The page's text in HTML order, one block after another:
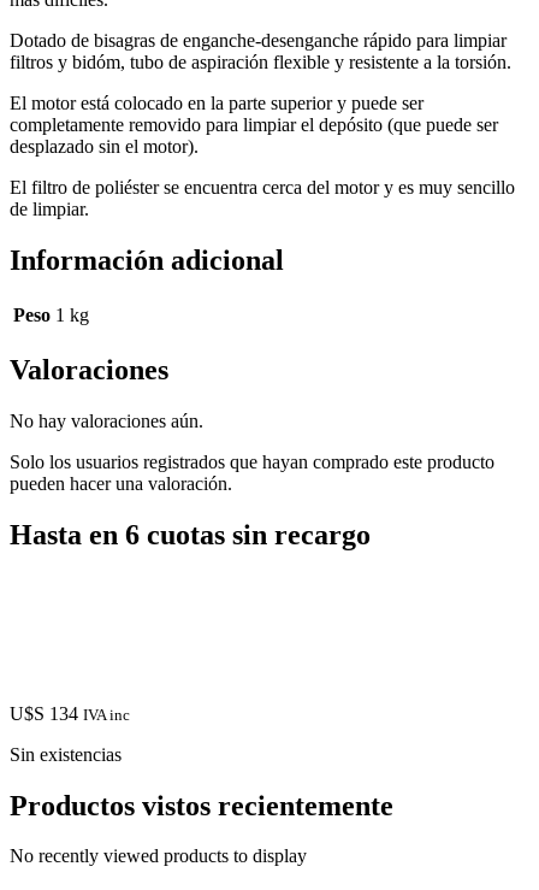
Dotado de bisagras de enganche-desenganche rápido para limpiar
filtros y bidóm, tubo de aspiración flexible y resistente a la torsión.
El motor está colocado en la parte superior y puede ser
completamente removido para limpiar el depósito (que puede ser
desplazado sin el motor).
El filtro de poliéster se encuentra cerca del motor y es muy sencillo
de limpiar.
Información adicional
Peso 1 kg
Valoraciones
No hay valoraciones aún.
Solo los usuarios registrados que hayan comprado este producto
pueden hacer una valoración.
Hasta en 6 cuotas sin recargo
U$S 134 IVA inc
Sin existencias
Productos vistos recientemente
No recently viewed products to display